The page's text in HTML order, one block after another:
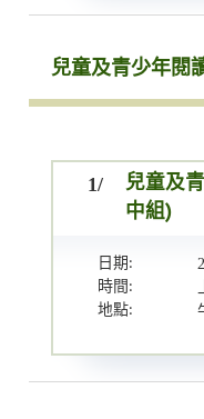
兒童及青少年閱
1/
兒童及
中組)
日期:
時間:
地點: